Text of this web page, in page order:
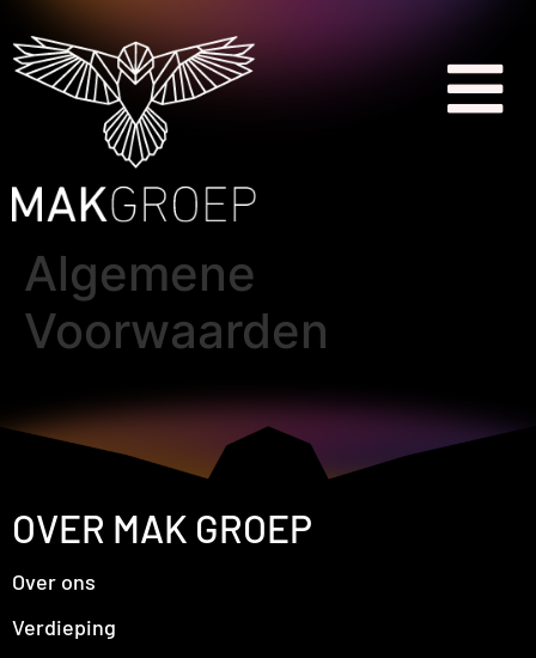
Algemene
Voorwaarden
OVER MAK GROEP
Over ons
Verdieping